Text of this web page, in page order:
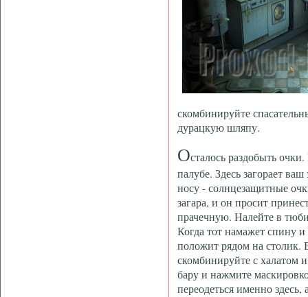
скомбинируйте
дурацкую шляпу.
Осталось раздобыть
палубе. Здесь загорает
носу - солнцезащитные
загара, и он просит
прачечную. Налейте в
Когда тот намажет спину
положит рядом на столик.
скомбинируйте с халатом
бару и нажмите
переодеться именно